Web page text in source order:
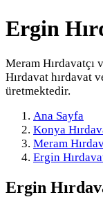
Ergin
Meram Hırdavatçı
Hırdavat hırdavat
üretmektedir.
Ana Sayfa
Konya
Meram
Ergin
Ergin